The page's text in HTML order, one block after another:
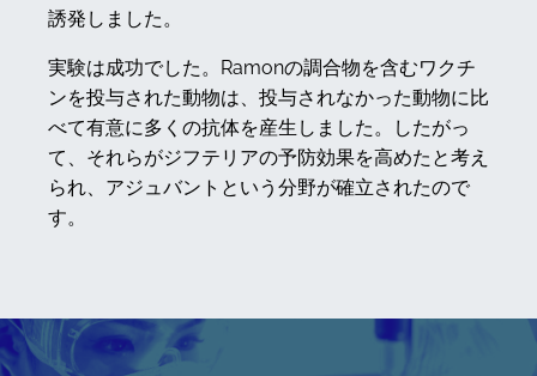
誘発しました。
実験は成功でした。Ramonの調合物を含むワクチ
ンを投与された動物は、投与されなかった動物に比
べて有意に多くの抗体を産生しました。したがっ
て、それらがジフテリアの予防効果を高めたと考え
られ、アジュバントという分野が確立されたので
す。